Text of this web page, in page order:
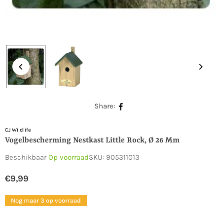
Share:
CJ Wildlife
Vogelbescherming Nestkast Little Rock, Ø 26 Mm
BeschikbaarOp voorraadSKU: 905311013
Normale
prijs
€9,99
Nog maar 3 op voorraad